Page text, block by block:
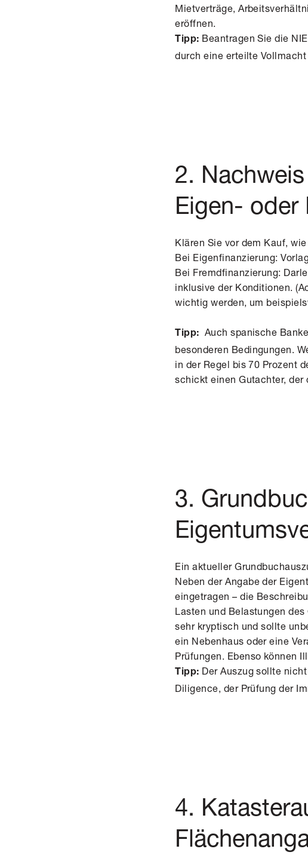
Mietverträge,
eröffnen.
Tipp: Beantragen Sie die
durch eine erteilte
2.
Eigen- oder
Klären Sie vor dem Kauf,
Bei Eigenfinanzierung:
Bei Fremdfinanzierung:
inklusive der Konditionen.
wichtig werden, um
Tipp:
Auch spanische
besonderen Bedingungen.
in der Regel bis 70 Prozent
schickt einen Gutachter, der
3.
Ein aktueller
Neben der Angabe der
eingetragen – die
Lasten und Belastungen
sehr kryptisch und sollte
ein Nebenhaus oder eine
Prüfungen. Ebenso können
Tipp: Der Auszug sollte
Diligence, der Prüfung der
4.